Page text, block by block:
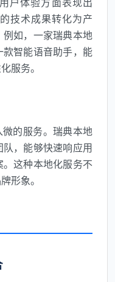
户体验方面表现出
技术成果转化为产
如，一家瑞典本地
智能语音助手，能
服务。
的服务。瑞典本地
，能够快速响应用
这种本地化服务不
形象。